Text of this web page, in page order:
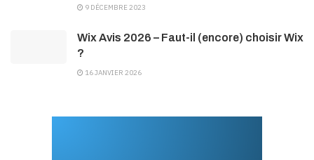
9 DÉCEMBRE 2023
Wix Avis 2026 – Faut-il (encore) choisir Wix
?
16 JANVIER 2026